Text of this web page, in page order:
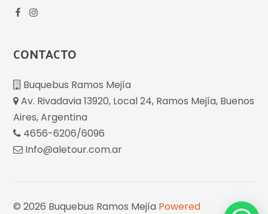
CONTACTO
Buquebus Ramos Mejía
Av. Rivadavia 13920, Local 24, Ramos Mejía, Buenos
Aires, Argentina
4656-6206/6096
Info@aletour.com.ar
© 2026 Buquebus Ramos Mejía Powered